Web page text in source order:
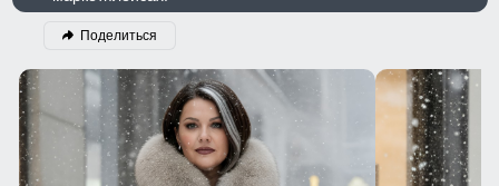
Поделиться